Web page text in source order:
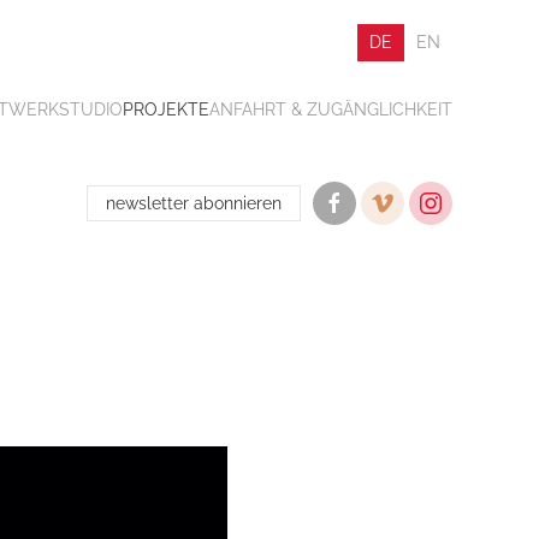
DE EN
STUDIOPROJEKTEANFAHRT & ZUGÄNGLICHKEIT
newsletter abonnieren